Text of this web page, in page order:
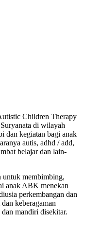
Children Therapy
di wilayah
dan kegiatan bagi anak
autis, adhd / add,
belajar dan lain-
untuk membimbing,
anak ABK menekan
perkembangan dan
keberagaman
mandiri disekitar.